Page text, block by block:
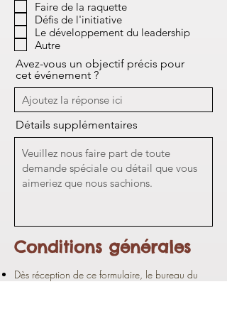
o
i
r
Faire de la raquette
Défis de l'initiative
Le développement du leadership
Autre
Avez-vous un objectif précis pour
cet événement ?
Détails supplémentaires
Conditions générales
Dès réception de ce formulaire, le bureau du